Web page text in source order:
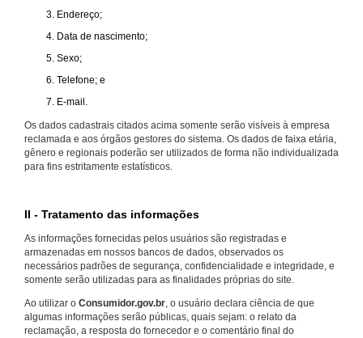
Endereço;
Data de nascimento;
Sexo;
Telefone; e
E-mail.
Os dados cadastrais citados acima somente serão visíveis à empresa
reclamada e aos órgãos gestores do sistema. Os dados de faixa etária,
gênero e regionais poderão ser utilizados de forma não individualizada
para fins estritamente estatísticos.
II - Tratamento das informações
As informações fornecidas pelos usuários são registradas e
armazenadas em nossos bancos de dados, observados os
necessários padrões de segurança, confidencialidade e integridade, e
somente serão utilizadas para as finalidades próprias do site.
Ao utilizar o Consumidor.gov.br, o usuário declara ciência de que
algumas informações serão públicas, quais sejam: o relato da
reclamação, a resposta do fornecedor e o comentário final do